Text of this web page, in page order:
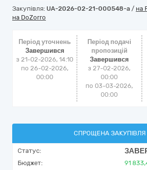
Закупівля: UA-2026-02-21-000548-a / на
на DoZorro
Період уточнень
Завершився
з 21-02-2026, 14:10
по 26-02-2026,
00:00
Період подачі
пропозицій
Завершився
з 27-02-2026,
00:00
по 03-03-2026,
00:00
СПРОЩЕНА ЗАКУПІВЛЯ
Статус:
Бюджет: 91